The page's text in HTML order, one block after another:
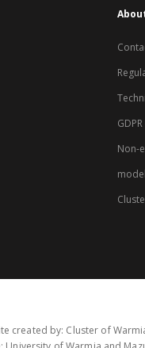
Non-
created by: Cluster of